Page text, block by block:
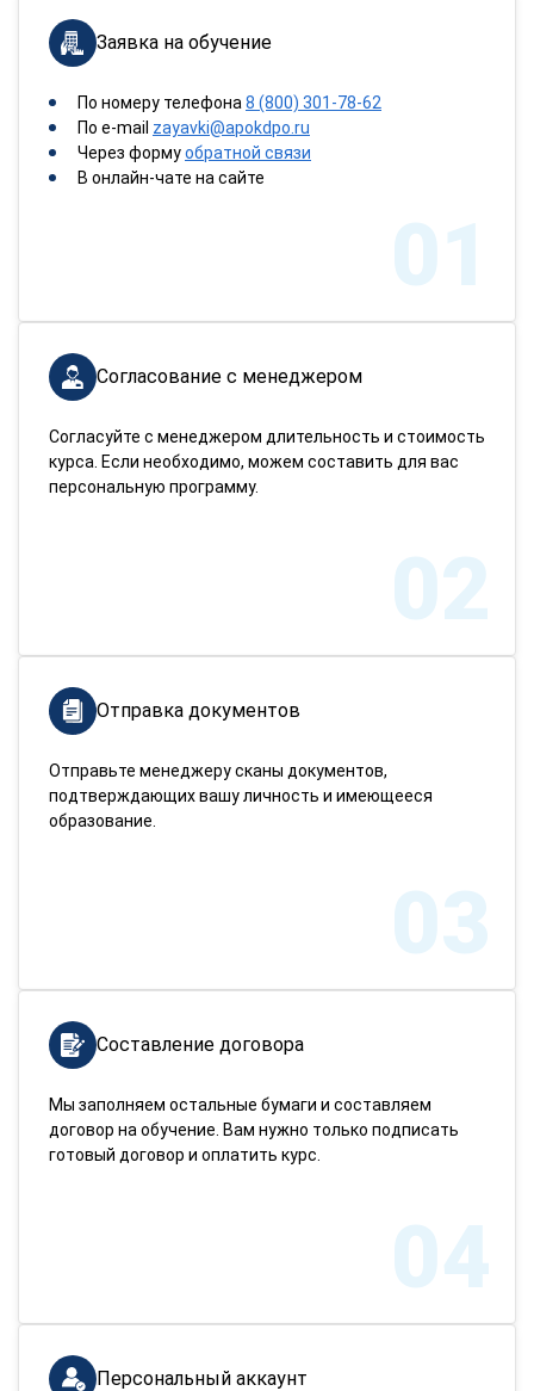
Заявка на обучение
По номеру телефона 8 (800) 301-78-62
По e-mail zayavki@apokdpo.ru
Через формуобратной связи
В онлайн-чате на сайте
01
Согласование с менеджером
Согласуйте с менеджером длительность и стоимость
курса. Если необходимо, можем составить для вас
персональную программу.
02
Отправка документов
Отправьте менеджеру сканы документов,
подтверждающих вашу личность и имеющееся
образование.
03
Составление договора
Мы заполняем остальные бумаги и составляем
договор на обучение. Вам нужно только подписать
готовый договор и оплатить курс.
04
Персональный аккаунт